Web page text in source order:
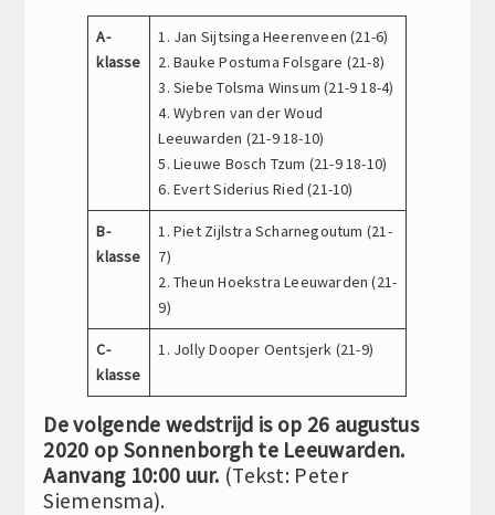
A-
klasse
1. Jan Sijtsinga Heerenveen (21-6)
2. Bauke Postuma Folsgare (21-8)
3. Siebe Tolsma Winsum (21-9 18-4)
4. Wybren van der Woud
Leeuwarden (21-9 18-10)
5. Lieuwe Bosch Tzum (21-9 18-10)
6. Evert Siderius Ried (21-10)
B-
klasse
1. Piet Zijlstra Scharnegoutum (21-
7)
2. Theun Hoekstra Leeuwarden (21-
9)
C-
klasse
1. Jolly Dooper Oentsjerk (21-9)
De volgende wedstrijd is op 26 augustus
2020 op Sonnenborgh te Leeuwarden.
Aanvang 10:00 uur. (Tekst: Peter
Siemensma).